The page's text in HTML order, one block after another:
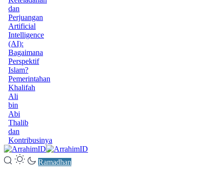
dan
Perjuangan
Artificial
Intelligence
(AI):
Bagaimana
Perspektif
Islam?
Pemerintahan
Khalifah
Ali
bin
Abi
Thalib
dan
Kontribusinya
Ramadhan